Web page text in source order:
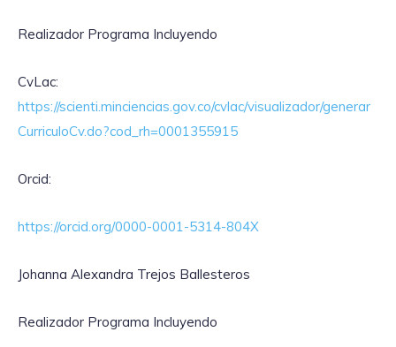
Realizador Programa Incluyendo
CvLac:
https://scienti.minciencias.gov.co/cvlac/visualizador/generar
CurriculoCv.do?cod_rh=0001355915
Orcid:
https://orcid.org/0000-0001-5314-804X
Johanna Alexandra Trejos Ballesteros
Realizador Programa Incluyendo